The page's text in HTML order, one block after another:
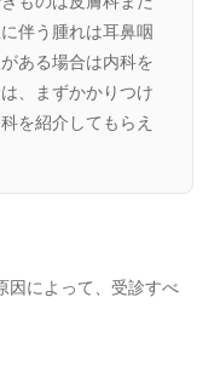
伴う腫れは耳鼻咽
ある場合は内科を
、まずかかりつけ
を紹介してもらえ
因によって、受診すべ